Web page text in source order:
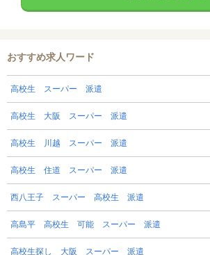
おすすめ求人ワード
高校生 スーパー 派遣
高校生 大阪 スーパー 派遣
高校生 川越 スーパー 派遣
高校生 住道 スーパー 派遣
西八王子 スーパー 高校生 派遣
高島平 高校生 可能 スーパー 派遣
高校生探し 大阪 スーパー 派遣